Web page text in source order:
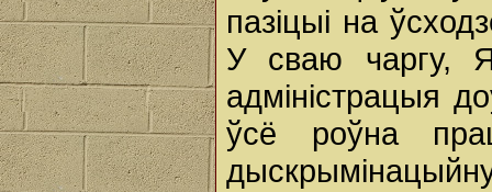
пазіцыі на
У сваю чаргу,
адміністрацыя
ўсё роўна